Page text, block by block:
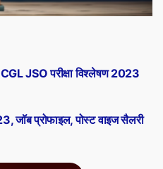
प्रोफाइल, पोस्ट वाइज सैलरी
JSO परीक्षा विश्लेषण 2023